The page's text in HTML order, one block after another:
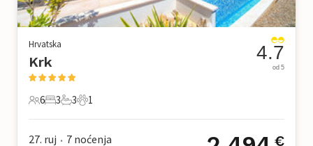
Hrvatska
Krk
6 Gosti
6
3 Spavaće sobe
3
3 Kupaonice
3
1 Kućni ljubimac
1
4.7
od 5
27. ruj • 7 noćenja €